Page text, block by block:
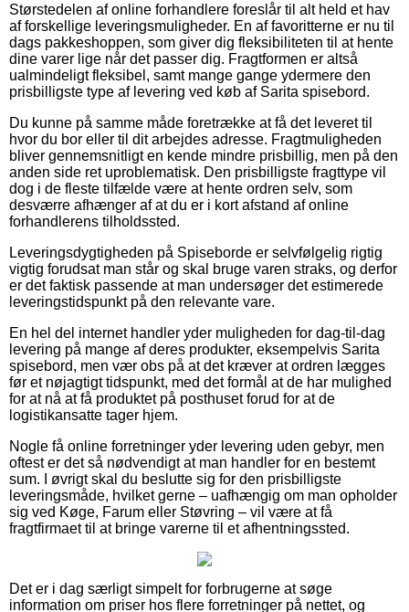
Størstedelen af online forhandlere foreslår til alt held et hav
af forskellige leveringsmuligheder. En af favoritterne er nu til
dags pakkeshoppen, som giver dig fleksibiliteten til at hente
dine varer lige når det passer dig. Fragtformen er altså
ualmindeligt fleksibel, samt mange gange ydermere den
prisbilligste type af levering ved køb af Sarita spisebord.
Du kunne på samme måde foretrække at få det leveret til
hvor du bor eller til dit arbejdes adresse. Fragtmuligheden
bliver gennemsnitligt en kende mindre prisbillig, men på den
anden side ret uproblematisk. Den prisbilligste fragttype vil
dog i de fleste tilfælde være at hente ordren selv, som
desværre afhænger af at du er i kort afstand af online
forhandlerens tilholdssted.
Leveringsdygtigheden på Spiseborde er selvfølgelig rigtig
vigtig forudsat man står og skal bruge varen straks, og derfor
er det faktisk passende at man undersøger det estimerede
leveringstidspunkt på den relevante vare.
En hel del internet handler yder muligheden for dag-til-dag
levering på mange af deres produkter, eksempelvis Sarita
spisebord, men vær obs på at det kræver at ordren lægges
før et nøjagtigt tidspunkt, med det formål at de har mulighed
for at nå at få produktet på posthuset forud for at de
logistikansatte tager hjem.
Nogle få online forretninger yder levering uden gebyr, men
oftest er det så nødvendigt at man handler for en bestemt
sum. I øvrigt skal du beslutte sig for den prisbilligste
leveringsmåde, hvilket gerne – uafhængig om man opholder
sig ved Køge, Farum eller Støvring – vil være at få
fragtfirmaet til at bringe varerne til et afhentningssted.
Det er i dag særligt simpelt for forbrugerne at søge
information om priser hos flere forretninger på nettet, og